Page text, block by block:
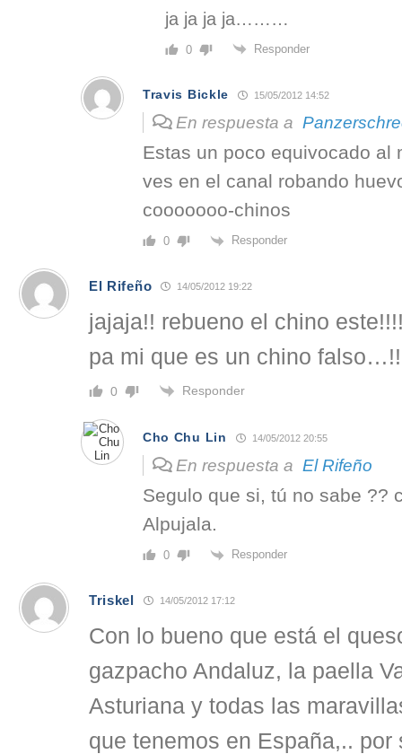
ja ja ja ja………
0 Responder
Travis Bickle 15/05/2012 14:52
En respuesta a
Estas un poco equivocado al
ves en el canal robando
cooooooo-chinos
0 Responder
El Rifeño 14/05/2012 19:22
jajaja!! rebueno el chino
pa mi que es un chino
0 Responder
Cho Chu Lin 14/05/2012 20:55
En respuesta a El Rifeño
Segulo que si, tú no sabe ??
Alpujala.
0 Responder
Triskel 14/05/2012 17:12
Con lo bueno que está el
gazpacho Andaluz, la paella
Asturiana y todas las
que tenemos en España,.. por